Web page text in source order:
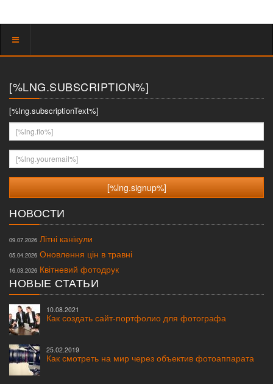
Показать
[%LNG.SUBSCRIPTION%]
[%lng.subscriptionText%]
[%lng.fio%]
[%lng.youremail%]
НОВОСТИ
09.07.2026 Літні канікули
05.04.2026 Оновлення цін в травні
16.03.2026 Квітневий фотодрук
НОВЫЕ СТАТЬИ
10.08.2021
Как создать сайт-портфолио для фотографа
25.02.2019
Как смотреть на мир через объектив фотоаппарата